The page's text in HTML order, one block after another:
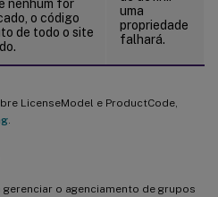
nenhum for
o código
de todo o site
uma
propriedade
falhará.
LicenseModel e ProductCode,
.
o agenciamento de grupos